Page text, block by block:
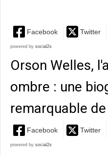
Facebook Twitter
powered by social2s
Orson Welles,
ombre : une
remarquable
Facebook Twitter
powered by social2s